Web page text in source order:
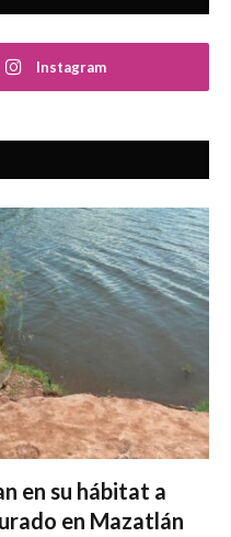
Instagram
en su hábitat a
en Mazatlán